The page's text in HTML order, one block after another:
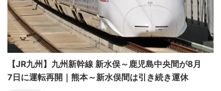
【JR九州】九州新幹線 新水俣～鹿児島中央間が8月
7日に運転再開｜熊本～新水俣間は引き続き運休